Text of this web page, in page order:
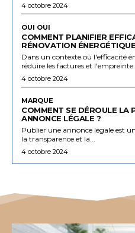
4 octobre 2024
OUI OUI
COMMENT PLANIFIER
RÉNOVATION
Dans un contexte où l'efficacité
réduire les factures et l'empreinte...
4 octobre 2024
MARQUE
COMMENT SE DÉROULE LA
ANNONCE LÉGALE ?
Publier une annonce légale est
la transparence et la...
4 octobre 2024